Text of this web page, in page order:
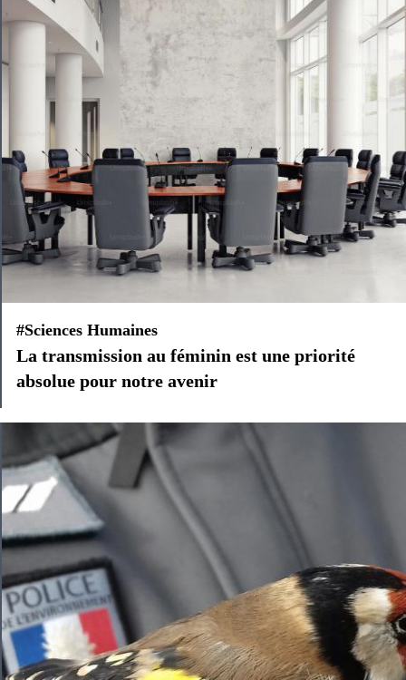
#Sciences Humaines
La transmission au féminin est une priorité
absolue pour notre avenir